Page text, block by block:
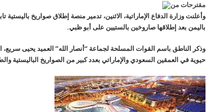
مقترحات من
وأعلنت وزارة الدفاع الإماراتية، الاثنين، تدمير منصة إطلاق صواريخ
باليمن بعد إطلاقها صاروخين بالستيين على أبو ظبي.
وذكر الناطق باسم القوات المسلحة لجماعة “أنصار الله” العميد يحيى سريع،
حيوية في العمقين السعودي والإماراتي بعدد كبير من الصواريخ الباليستية